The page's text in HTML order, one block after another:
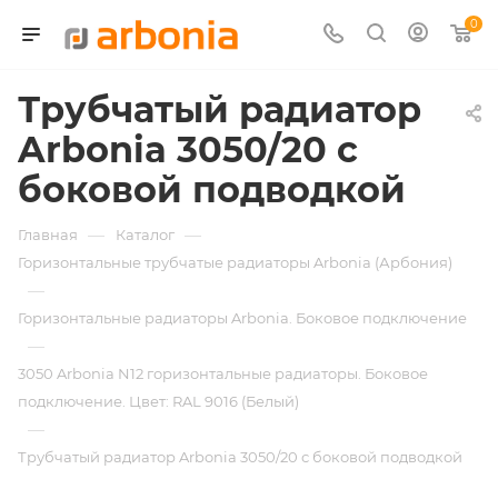
0
Трубчатый радиатор
Arbonia 3050/20 с
боковой подводкой
Главная — Каталог —
Горизонтальные трубчатые радиаторы Arbonia (Арбония)
—
Горизонтальные радиаторы Arbonia. Боковое подключение
—
3050 Arbonia N12 горизонтальные радиаторы. Боковое
подключение. Цвет: RAL 9016 (Белый)
—
Трубчатый радиатор Arbonia 3050/20 с боковой подводкой